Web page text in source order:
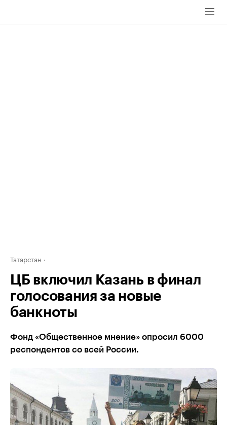
Татарстан
ЦБ включил Казань в финал
голосования за новые
банкноты
Фонд «Общественное мнение» опросил 6000
респондентов со всей России.